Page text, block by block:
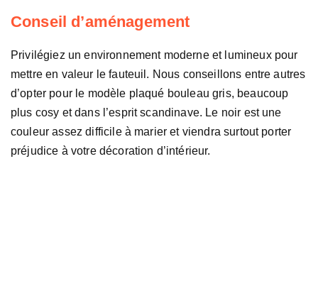
Conseil d’aménagement
Privilégiez un environnement moderne et lumineux pour
mettre en valeur le fauteuil. Nous conseillons entre autres
d’opter pour le modèle plaqué bouleau gris, beaucoup
plus cosy et dans l’esprit scandinave. Le noir est une
couleur assez difficile à marier et viendra surtout porter
préjudice à votre décoration d’intérieur.